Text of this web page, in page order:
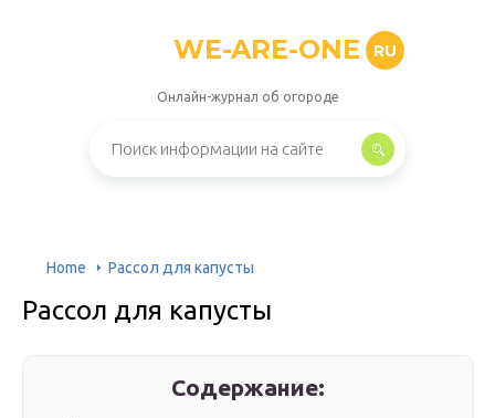
WE-ARE-ONE RU
Онлайн-журнал об огороде
Home Рассол для капусты
Рассол для капусты
Содержание: